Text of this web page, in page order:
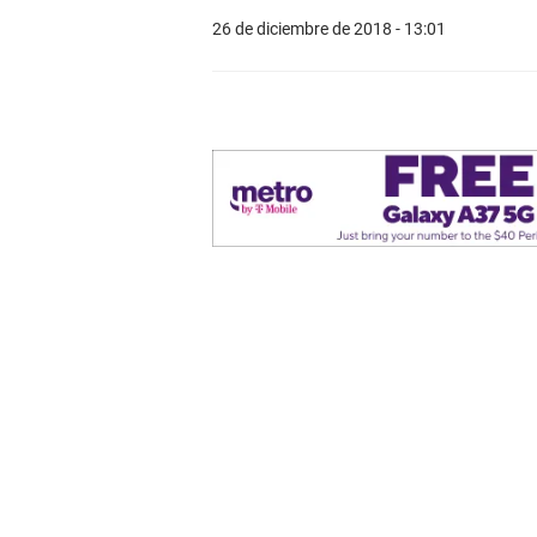
26 de diciembre de 2018 - 13:01